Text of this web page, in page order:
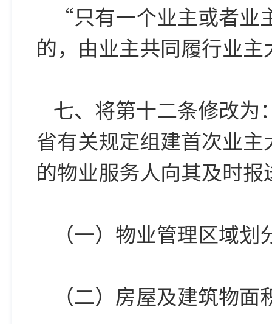
“只有一个业主或者
的，由业主共同履行业
七、将第十二条修改
省有关规定组建首次业
的物业服务人向其及时
（一）物业管理区域
（二）房屋及建筑物面